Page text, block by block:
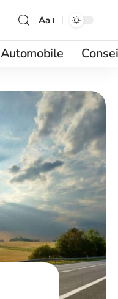
Aa
Automobile